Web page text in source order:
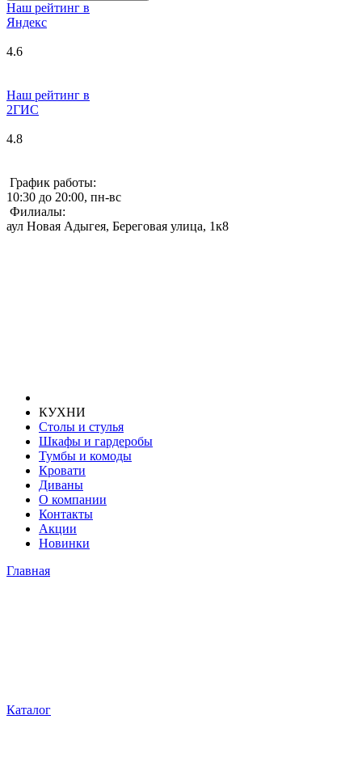
Наш рейтинг в
Яндекс
4.6
Наш рейтинг в
2ГИС
4.8
График работы:
10:30 до 20:00, пн-вс
Филиалы:
аул Новая Адыгея, Береговая улица, 1к8
КУХНИ
Столы и стулья
Шкафы и гардеробы
Тумбы и комоды
Кровати
Диваны
О компании
Контакты
Акции
Новинки
Главная
Каталог